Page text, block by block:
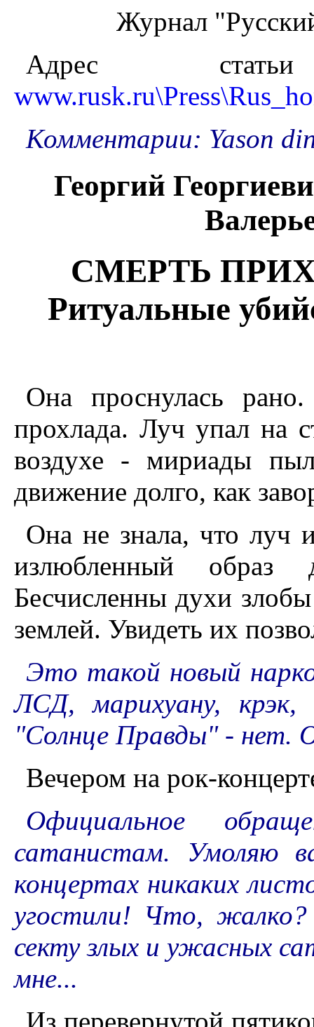
Журнал
Адрес
Комментарии: Yason
Георгий
СМЕРТЬ
Ритуальные
Она проснулась
прохлада. Луч упал на
воздухе - мириады
движение долго, как
Она не знала, что луч
излюбленный образ
Бесчисленны духи
землей. Увидеть их
Это такой новый
ЛСД, марихуану,
"Солнце Правды" - нет.
Вечером на рок-
Официальное
сатанистам. Умоляю
концертах никаких
угостили! Что,
секту злых и ужасных
мне...
Из перевернутой